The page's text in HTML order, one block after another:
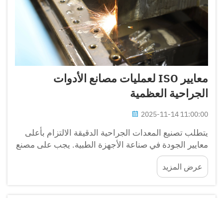
معايير ISO لعمليات مصانع الأدوات
الجراحية العظمية
2025-11-14 11:00:00
يتطلب تصنيع المعدات الجراحية الدقيقة الالتزام بأعلى
معايير الجودة في صناعة الأجهزة الطبية. يجب على مصنع
الأدوات العظمية أن يتنقل ضمن أطر تنظيمية معقدة مع
الحفاظ على التميز التشغيلي...
عرض المزيد